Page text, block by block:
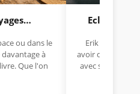
ou dans le
à
Que l'on
Eclectica
Erik Comas,
avoir déjà
avec sa Lancia